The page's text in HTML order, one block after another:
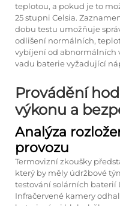
teplotou, a pokud je to
25 stupni Celsia.
dobu testu umožňuje
odlišení normálních,
vybíjení od abnormálních
vadu baterie vyžadující
Provádění
výkonu a
Analýza
provozu
Termovizní zkoušky
který by měly údržbové
testování solárních baterií
Infračervené kamery